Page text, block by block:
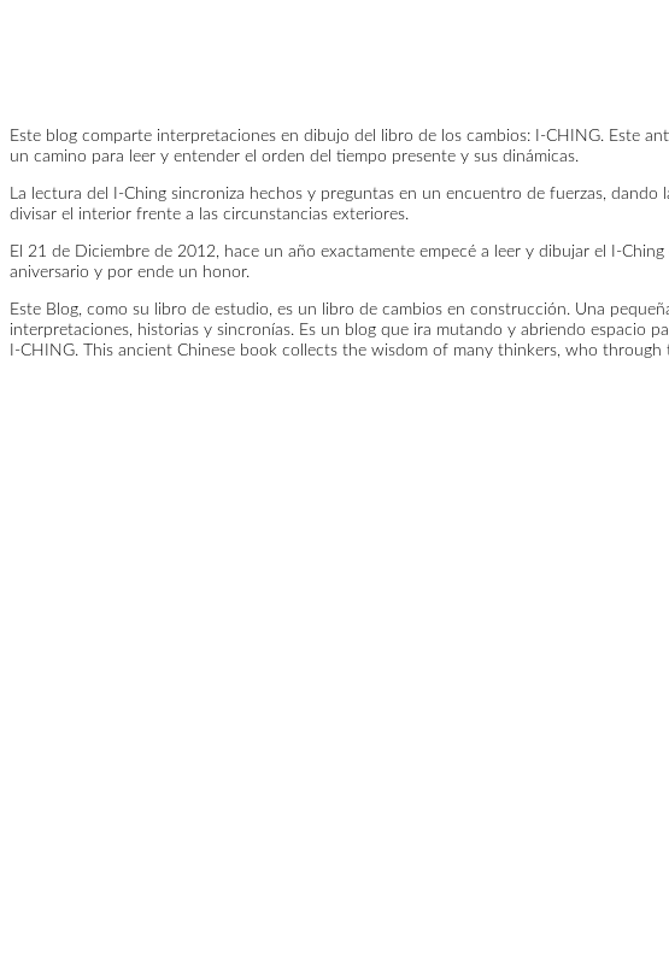
Este blog comparte interpretaciones en dibujo del libro de los cambios: I-CHING. Este
un camino para leer y entender el orden del tiempo presente y sus dinámicas.
La lectura del I-Ching sincroniza hechos y preguntas en un encuentro de fuerzas,
divisar el interior frente a las circunstancias exteriores.
El 21 de Diciembre de 2012, hace un año exactamente empecé a leer y dibujar el I-
aniversario y por ende un honor.
Este Blog, como su libro de estudio, es un libro de cambios en construcción. Una
interpretaciones, historias y sincronías. Es un blog que ira mutando y abriendo espacio
I-CHING. This ancient Chinese book collects the wisdom of many thinkers, who